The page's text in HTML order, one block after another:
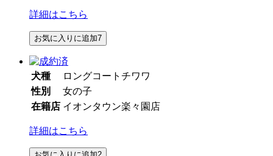
詳細はこちら
お気に入りに追加7
犬種
ロングコートチワワ
性別
女の子
在籍店 イオンタウン楽々園店
詳細はこちら